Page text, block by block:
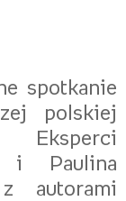
spotkanie
polskiej
Eksperci
i Paulina
z autorami